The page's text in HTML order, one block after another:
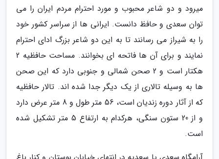
میرود و دو شاعر محبوب و مورد احترام مردم ایران را می
توان سعدی و حافظ دانست. ایرانی ها از سراسر کشور خود
را به شیراز می رسانند تا به این دو شاعر بزرگ ادای احترام
نمایند و برای آن ها فاتحه ای بخوانند. مساحت حافظیه 2
هکتار است و 2 صحن شمالی و جنوبی دارد که این صحن
ها به وسیله تالاری از یک دیگر جدا شده اند. تالار حافظیه
که از آثار دوره زندیان است، 56 متر طول و 8 متر عرض دارد
و از 20 ستون سنگی، هرکدام به ارتفاع 5 متر تشکیل شده
است.